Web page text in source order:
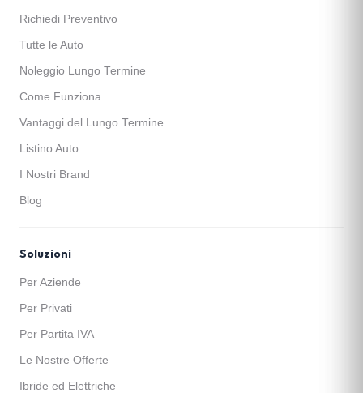
Richiedi Preventivo
Tutte le Auto
Noleggio Lungo Termine
Come Funziona
Vantaggi del Lungo Termine
Listino Auto
I Nostri Brand
Blog
Soluzioni
Per Aziende
Per Privati
Per Partita IVA
Le Nostre Offerte
Ibride ed Elettriche